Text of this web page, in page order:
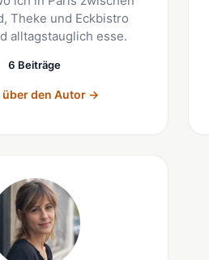
Theke und Eckbistro
alltagstauglich esse.
6 Beiträge
über den Autor→